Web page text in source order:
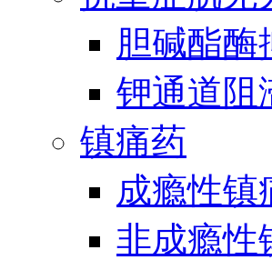
胆碱酯酶
钾通道阻
镇痛药
成瘾性镇
非成瘾性